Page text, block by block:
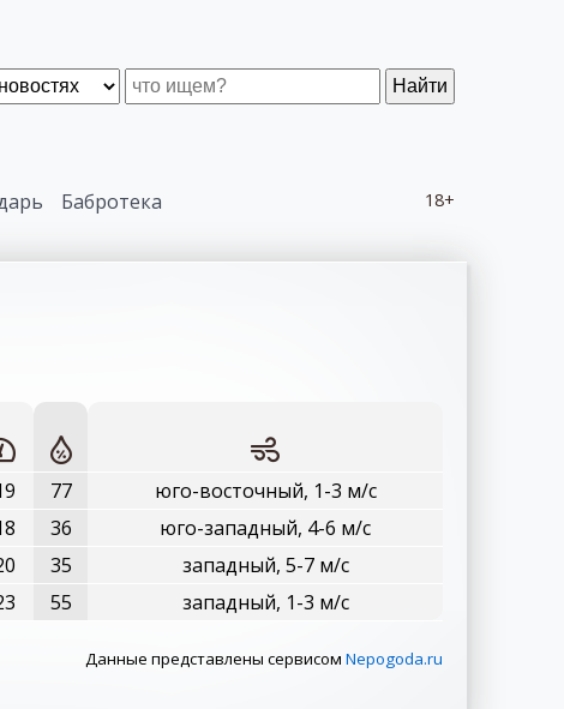
Найти
18+
Бабротека
77
юго-восточный, 1-3 м/с
36
юго-западный, 4-6 м/с
35
западный, 5-7 м/с
55 западный, 1-3 м/с
Данные представлены сервисом Nepogoda.ru